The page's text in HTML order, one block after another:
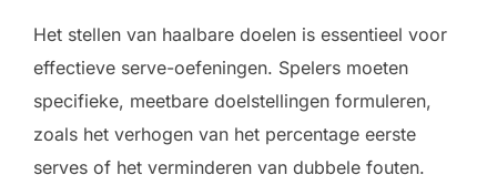
Het stellen van haalbare doelen is essentieel voor
effectieve serve-oefeningen. Spelers moeten
specifieke, meetbare doelstellingen formuleren,
zoals het verhogen van het percentage eerste
serves of het verminderen van dubbele fouten.